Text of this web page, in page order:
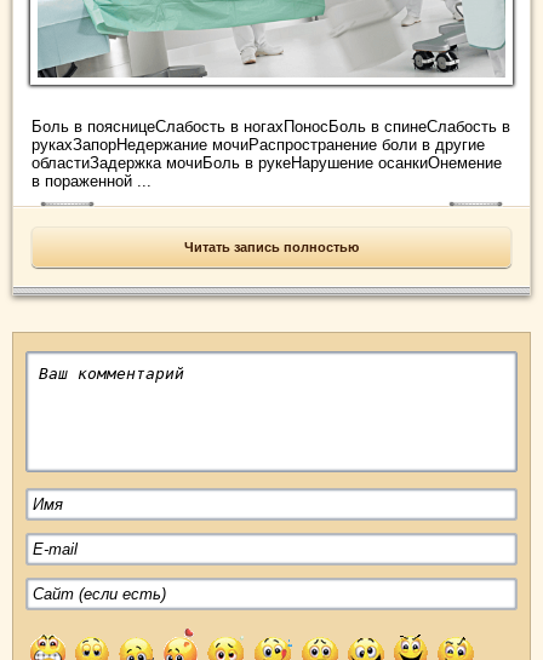
Боль в поясницеСлабость в ногахПоносБоль в спинеСлабость в
рукахЗапорНедержание мочиРаспространение боли в другие
областиЗадержка мочиБоль в рукеНарушение осанкиОнемение
в пораженной ...
Читать запись полностью